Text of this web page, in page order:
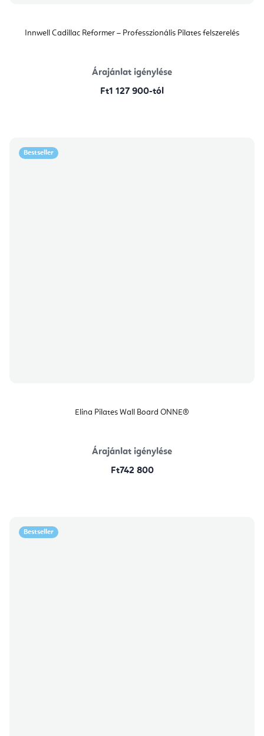
Innwell Cadillac Reformer – Professzionális Pilates felszerelés
Árajánlat igénylése
Ft1 127 900-tól
Bestseller
Elina Pilates Wall Board ONNE®
Árajánlat igénylése
Ft742 800
Bestseller